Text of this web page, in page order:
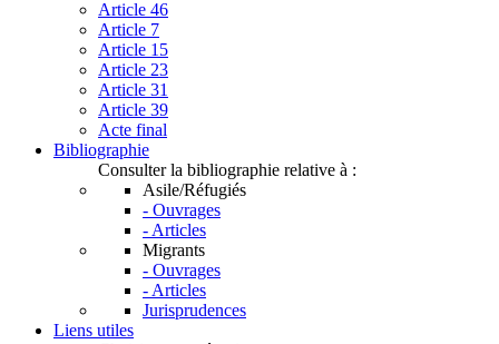
Article 46
Article 7
Article 15
Article 23
Article 31
Article 39
Acte final
Bibliographie
Consulter la bibliographie relative à :
Asile/Réfugiés
- Ouvrages
- Articles
Migrants
- Ouvrages
- Articles
Jurisprudences
Liens utiles